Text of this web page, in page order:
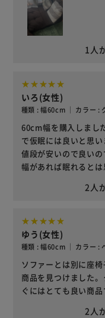
1 人
いろ(女性)
種類 : 幅60cm ｜ カラー :
60cm幅を購入しまし
で仮眠には良いと思
値段が安いので良い
幅があれば眠れるとは
2 人
ゆう(女性)
種類 : 幅60cm ｜ カラー :
ソファーとは別に座
商品を見つけました
ぐにはとても良い商品
2 人